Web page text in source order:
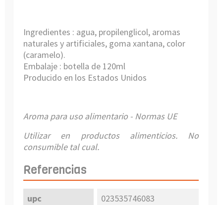
Ingredientes : agua, propilenglicol, aromas
naturales y artificiales, goma xantana, color
(caramelo).
Embalaje : botella de 120ml
Producido en los Estados Unidos
Aroma para uso alimentario - Normas UE
Utilizar en productos alimenticios. No
consumible tal cual.
Referencias
upc 023535746083